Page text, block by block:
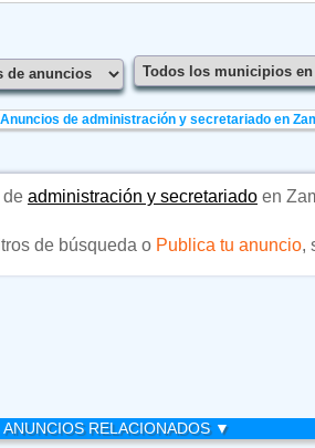
Anuncios de administración y secretariado en
de administración y secretariadoen
de búsqueda o Publica tu anuncio,
ANUNCIOS RELACIONADOS ▼